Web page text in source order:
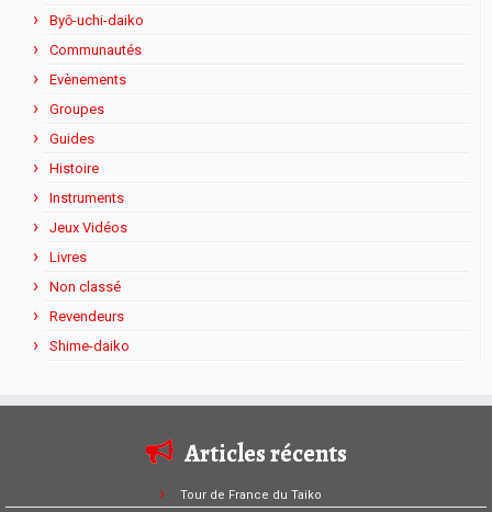
Byō-uchi-daiko
Communautés
Evènements
Groupes
Guides
Histoire
Instruments
Jeux Vidéos
Livres
Non classé
Revendeurs
Shime-daiko
Articles récents
Tour de France du Taiko